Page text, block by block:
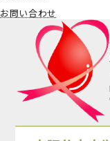
お問い合わせ